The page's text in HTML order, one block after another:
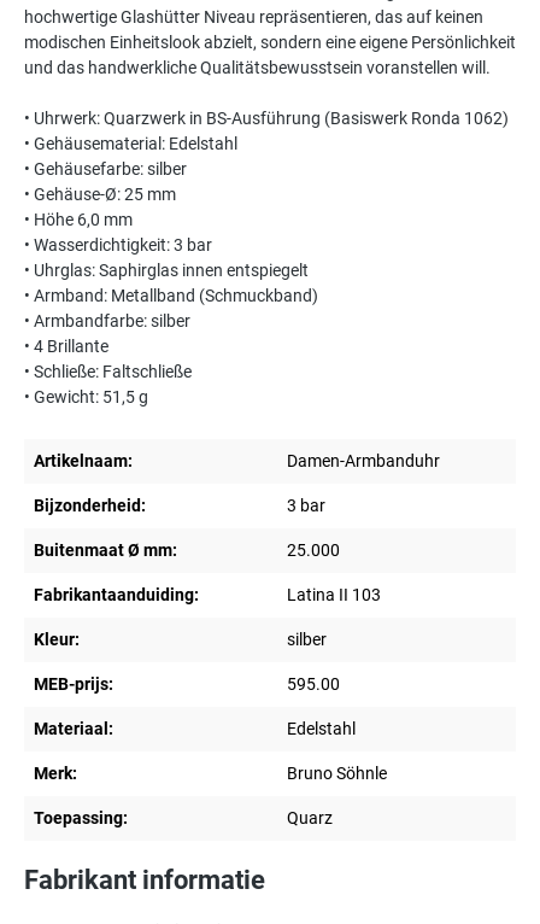
hochwertige Glashütter Niveau repräsentieren, das auf keinen
modischen Einheitslook abzielt, sondern eine eigene Persönlichkeit
und das handwerkliche Qualitätsbewusstsein voranstellen will.
• Uhrwerk: Quarzwerk in BS-Ausführung (Basiswerk Ronda 1062)
• Gehäusematerial: Edelstahl
• Gehäusefarbe: silber
• Gehäuse-Ø: 25 mm
• Höhe 6,0 mm
• Wasserdichtigkeit: 3 bar
• Uhrglas: Saphirglas innen entspiegelt
• Armband: Metallband (Schmuckband)
• Armbandfarbe: silber
• 4 Brillante
• Schließe: Faltschließe
• Gewicht: 51,5 g
Artikelnaam: Damen-Armbanduhr
Bijzonderheid: 3 bar
Buitenmaat Ø mm: 25.000
Fabrikantaanduiding: Latina II 103
Kleur: silber
MEB-prijs: 595.00
Materiaal: Edelstahl
Merk: Bruno Söhnle
Toepassing: Quarz
Fabrikant informatie